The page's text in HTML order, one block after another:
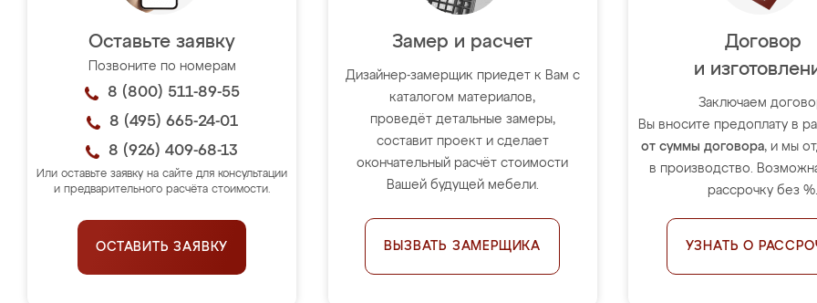
Оставьте заявку
Позвоните по номерам
8 (800) 511-89-55
8 (495) 665-24-01
8 (926) 409-68-13
Или оставьте заявку на сайте для консультации
и предварительного расчёта стоимости.
ОСТАВИТЬ ЗАЯВКУ
Замер и расчет
Дизайнер-замерщик приедет к Вам с
каталогом материалов,
проведёт детальные замеры,
составит проект и сделает
окончательный расчёт стоимости
Вашей будущей мебели.
ВЫЗВАТЬ ЗАМЕРЩИКА
Договор
и
Заключаем
Вы вносите предоплату в
от суммы договора, и мы
в производство.
рассрочку без
УЗНАТЬ О